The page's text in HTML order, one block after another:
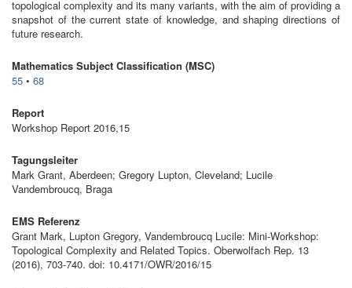
topological complexity and its many variants, with the aim of providing a
snapshot of the current state of knowledge, and shaping directions of
future research.
Mathematics Subject Classification (MSC)
55 • 68
Report
Workshop Report 2016,15
Tagungsleiter
Mark Grant, Aberdeen; Gregory Lupton, Cleveland; Lucile
Vandembroucq, Braga
EMS Referenz
Grant Mark, Lupton Gregory, Vandembroucq Lucile: Mini-Workshop:
Topological Complexity and Related Topics. Oberwolfach Rep. 13
(2016), 703-740. doi: 10.4171/OWR/2016/15